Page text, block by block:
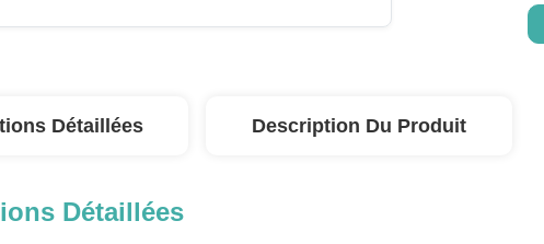
Détaillées Description Du Produit
Détaillées